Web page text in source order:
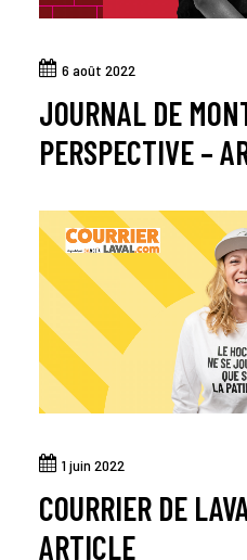
6 août 2022
JOURNAL DE
PERSPECTIVE –
1 juin 2022
COURRIER DE
ARTICLE